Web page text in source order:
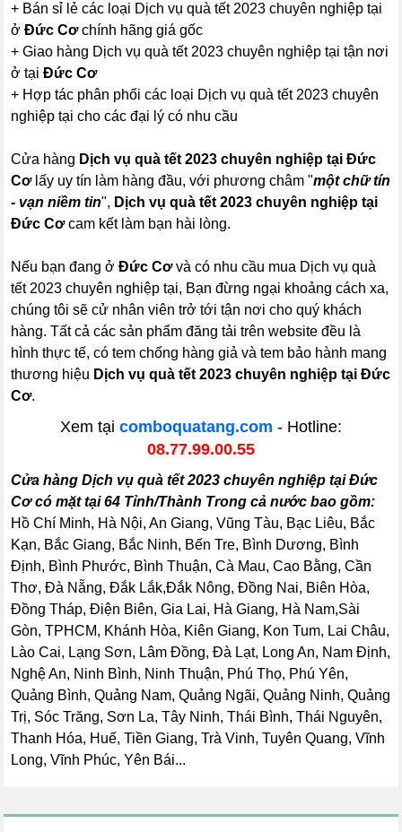
+ Bán sỉ lẻ các loại Dịch vụ quà tết 2023 chuyên nghiệp tại
ởĐức Cơchính hãng giá gốc
+ Giao hàng Dịch vụ quà tết 2023 chuyên nghiệp tại tận nơi
ở tạiĐức Cơ
+ Hợp tác phân phối các loại Dịch vụ quà tết 2023 chuyên
nghiệp tại cho các đại lý có nhu cầu
Cửa hàng Dịch vụ quà tết 2023 chuyên nghiệp tại Đức
Cơlấy uy tín làm hàng đầu, với phương châm "một chữ tín
- vạn niềm tin", Dịch vụ quà tết 2023 chuyên nghiệp tại
Đức Cơcam kết làm bạn hài lòng.
Nếu bạn đang ởĐức Cơvà có nhu cầu mua Dịch vụ quà
tết 2023 chuyên nghiệp tại, Bạn đừng ngại khoảng cách xa,
chúng tôi sẽ cử nhân viên trở tới tận nơi cho quý khách
hàng. Tất cả các sản phẩm đăng tải trên website đều là
hình thực tế, có tem chống hàng giả và tem bảo hành mang
thương hiệu Dịch vụ quà tết 2023 chuyên nghiệp tại Đức
Cơ.
Xem tại comboquatang.com - Hotline:
08.77.99.00.55
Cửa hàng Dịch vụ quà tết 2023 chuyên nghiệp tại Đức
Cơ có mặt tại 64 Tỉnh/Thành Trong cả nước bao gồm:
Hồ Chí Minh, Hà Nội, An Giang, Vũng Tàu, Bạc Liêu, Bắc
Kạn, Bắc Giang, Bắc Ninh, Bến Tre, Bình Dương, Bình
Định, Bình Phước, Bình Thuận, Cà Mau, Cao Bằng, Cần
Thơ, Đà Nẵng, Đắk Lắk,Đắk Nông, Đồng Nai, Biên Hòa,
Đồng Tháp, Điện Biên, Gia Lai, Hà Giang, Hà Nam,Sài
Gòn, TPHCM, Khánh Hòa, Kiên Giang, Kon Tum, Lai Châu,
Lào Cai, Lạng Sơn, Lâm Đồng, Đà Lạt, Long An, Nam Định,
Nghệ An, Ninh Bình, Ninh Thuận, Phú Thọ, Phú Yên,
Quảng Bình, Quảng Nam, Quảng Ngãi, Quảng Ninh, Quảng
Trị, Sóc Trăng, Sơn La, Tây Ninh, Thái Bình, Thái Nguyên,
Thanh Hóa, Huế, Tiền Giang, Trà Vinh, Tuyên Quang, Vĩnh
Long, Vĩnh Phúc, Yên Bái...